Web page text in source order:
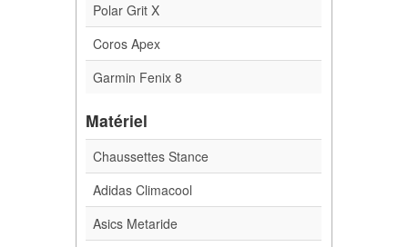
Polar Grit X
Coros Apex
Garmin Fenix 8
Matériel
Chaussettes Stance
Adidas Climacool
Asics Metaride